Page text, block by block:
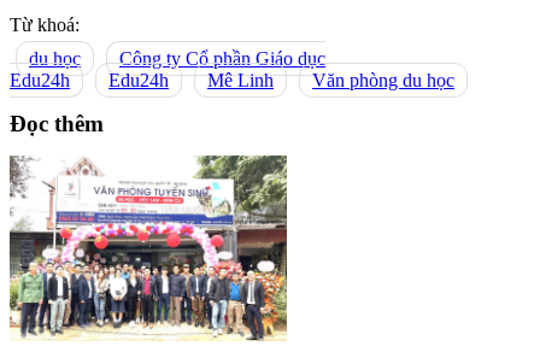
Từ khoá:
du học
Công ty Cổ phần Giáo dục
Edu24h
Edu24h Mê Linh Văn phòng du học
Đọc thêm